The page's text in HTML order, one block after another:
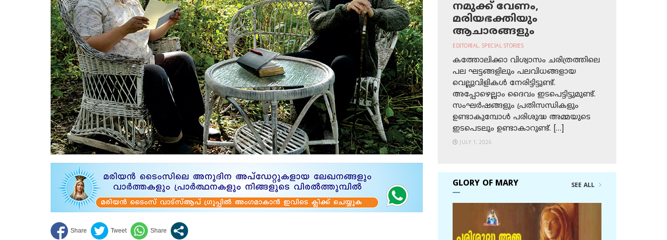
നമുക്ക് വേണം,
മരിയഭക്തിയും
ആചാരങ്ങളും
EDITORIAL, SPECIAL STORIES
കത്തോലിക്കാ വിശ്വാസം ചരിത്രത്തിലെ
പല ഘട്ടങ്ങളിലും പലവിധങ്ങളായ
വെല്ലുവിളികള്‍ നേരിട്ടിട്ടുണ്ട്.
അപ്പോഴെല്ലാം ദൈവം ഇടപെട്ടിട്ടുമുണ്ട്.
സംഘര്‍ഷങ്ങളും പ്രതിസന്ധികളും
ഉണ്ടാകുമ്പോള്‍ പരിശുദ്ധ അമ്മയുടെ
ഇടപെടലും ഉണ്ടാകാറുണ്ട്. […]
JULY 1, 2026
GLORY OF MARY SEE ALL